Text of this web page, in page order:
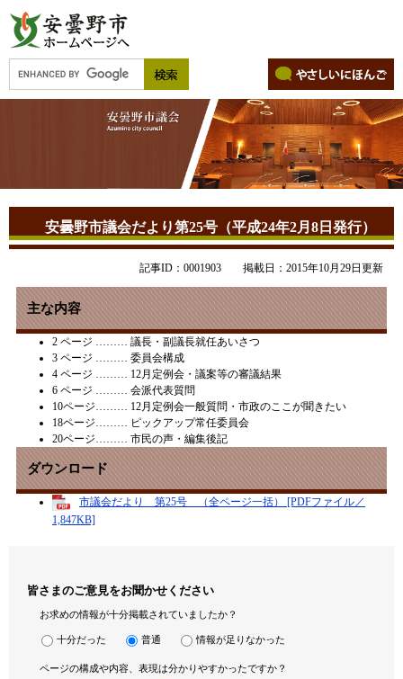
安曇野市議会だより第25号（平成24年2月8日発行）
記事ID：0001903 掲載日：2015年10月29日更新
主な内容
2 ページ ……… 議長・副議長就任あいさつ
3 ページ ……… 委員会構成
4 ページ ……… 12月定例会・議案等の審議結果
6 ページ ……… 会派代表質問
10ページ……… 12月定例会一般質問・市政のここが聞きたい
18ページ……… ピックアップ常任委員会
20ページ……… 市民の声・編集後記
ダウンロード
市議会だより 第25号 （全ページ一括） [PDFファイル／
1,847KB]
皆さまのご意見をお聞かせください
お求めの情報が十分掲載されていましたか？
十分だった 普通 情報が足りなかった
ページの構成や内容、表現は分かりやすかったですか？